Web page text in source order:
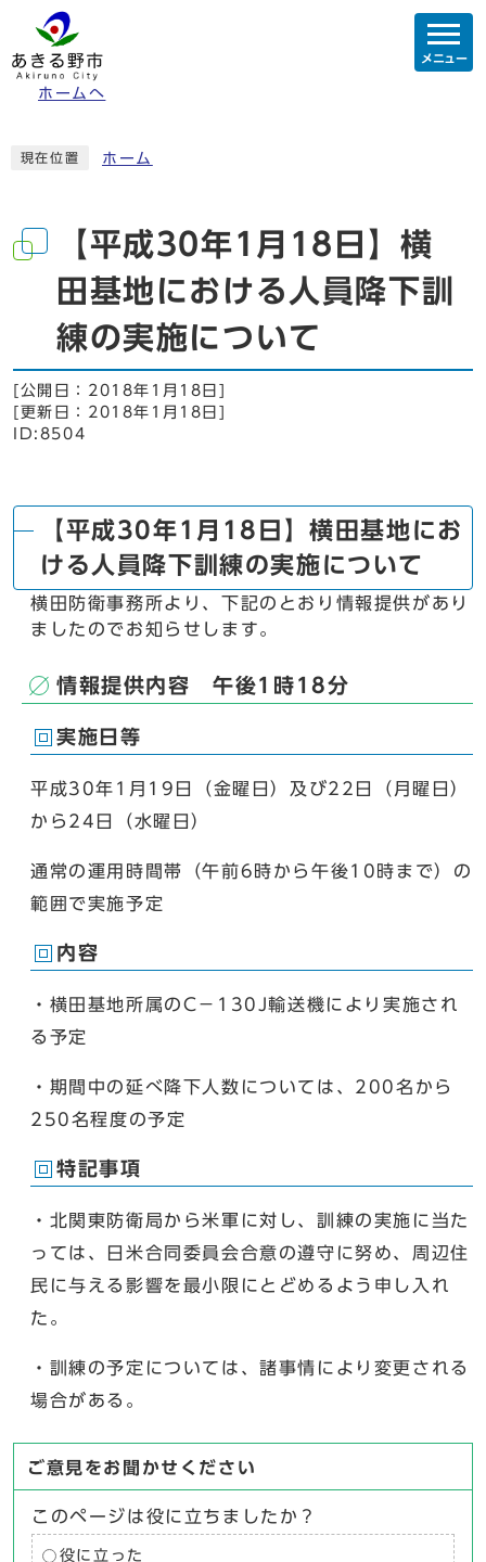
ホームへ
メニュー
現在位置 ホーム
【平成30年1月18日】横
田基地における人員降下訓
練の実施について
[公開日： 2018年1月18日
[更新日： 2018年1月18日
ID:8504
【平成30年1月18日】横田基地にお
ける人員降下訓練の実施について
横田防衛事務所より、下記のとおり情報提供があり
ましたのでお知らせします。
情報提供内容 午後1時18分
実施日等
平成30年1月19日（金曜日）及び22日（月曜日）
から24日（水曜日）
通常の運用時間帯（午前6時から午後10時まで）の
範囲で実施予定
内容
・横田基地所属のC－130J輸送機により実施され
る予定
・期間中の延べ降下人数については、200名から
250名程度の予定
特記事項
・北関東防衛局から米軍に対し、訓練の実施に当た
っては、日米合同委員会合意の遵守に努め、周辺住
民に与える影響を最小限にとどめるよう申し入れ
た。
・訓練の予定については、諸事情により変更される
場合がある。
ご意見をお聞かせください
このページは役に立ちましたか？
役に立った